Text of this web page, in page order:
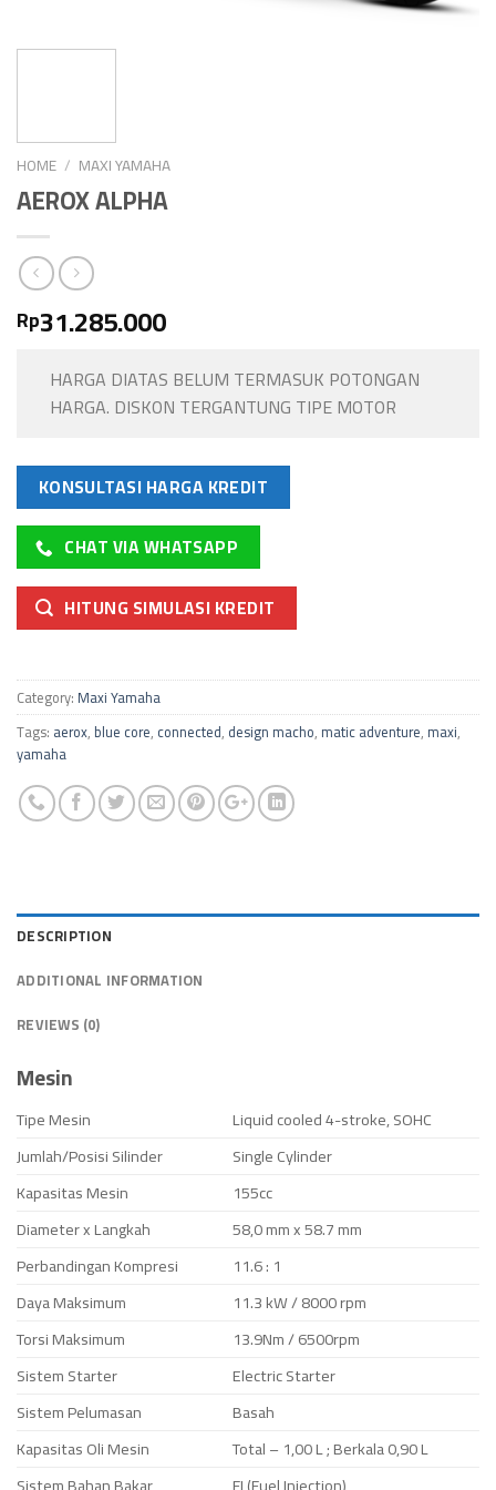
HOME / MAXI YAMAHA
AEROX ALPHA
Rp31.285.000
HARGA DIATAS BELUM TERMASUK POTONGAN
HARGA. DISKON TERGANTUNG TIPE MOTOR
KONSULTASI HARGA KREDIT
CHAT VIA WHATSAPP
HITUNG SIMULASI KREDIT
Category: Maxi Yamaha
Tags: aerox, blue core, connected, design macho, matic adventure, maxi,
yamaha
DESCRIPTION
ADDITIONAL INFORMATION
REVIEWS (0)
Mesin
Tipe Mesin
Liquid cooled 4-stroke, SOHC
Jumlah/Posisi Silinder
Single Cylinder
Kapasitas Mesin
155cc
Diameter x Langkah
58,0 mm x 58.7 mm
Perbandingan Kompresi
11.6 : 1
Daya Maksimum
11.3 kW / 8000 rpm
Torsi Maksimum
13.9Nm / 6500rpm
Sistem Starter
Electric Starter
Sistem Pelumasan
Basah
Kapasitas Oli Mesin
Total – 1,00 L ; Berkala 0,90 L